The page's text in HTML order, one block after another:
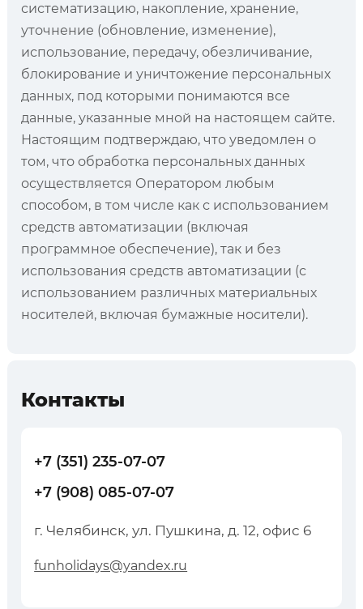
систематизацию, накопление, хранение,
уточнение (обновление, изменение),
использование, передачу, обезличивание,
блокирование и уничтожение персональных
данных, под которыми понимаются все
данные, указанные мной на настоящем сайте.
Настоящим подтверждаю, что уведомлен о
том, что обработка персональных данных
осуществляется Оператором любым
способом, в том числе как с использованием
средств автоматизации (включая
программное обеспечение), так и без
использования средств автоматизации (с
использованием различных материальных
носителей, включая бумажные носители).
Контакты
+7 (351) 235-07-07
+7 (908) 085-07-07
г. Челябинск, ул. Пушкина, д. 12, офис 6
funholidays@yandex.ru